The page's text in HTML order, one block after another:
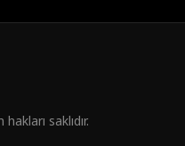
saklıdır.